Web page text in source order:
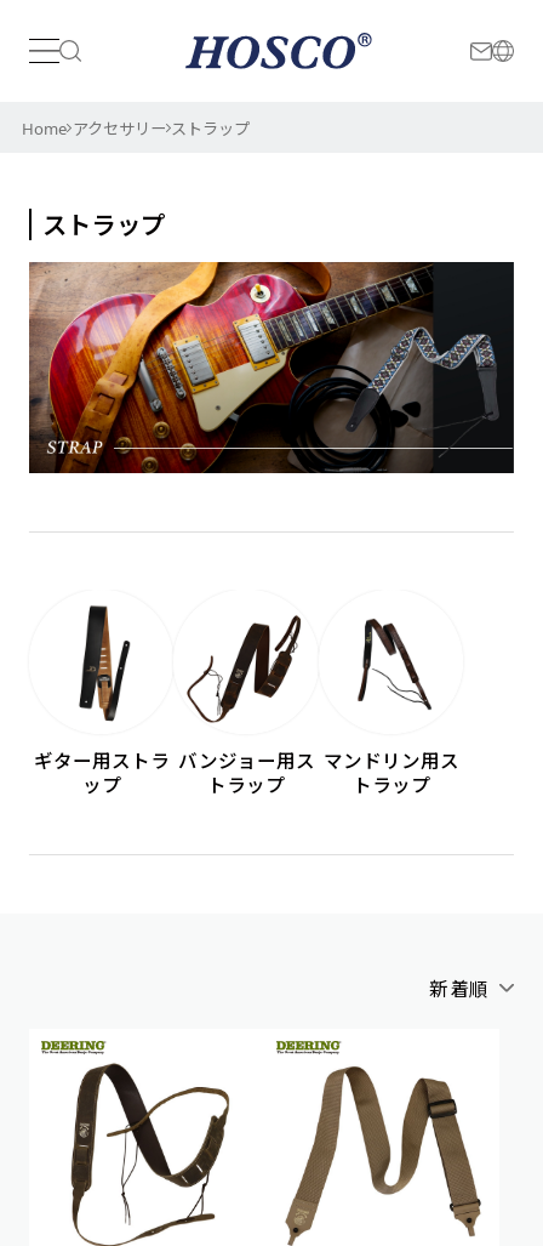
日本
Home アクセサリー ストラップ
ストラップ
ギター用ストラ
ップ
バンジョー用ス
トラップ
マンドリン用ス
トラップ
新着順
アルファベット順
新着順
価格が安い順
価格が高い順